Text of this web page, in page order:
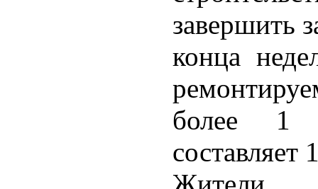
завершить
конца
более 1
составляет